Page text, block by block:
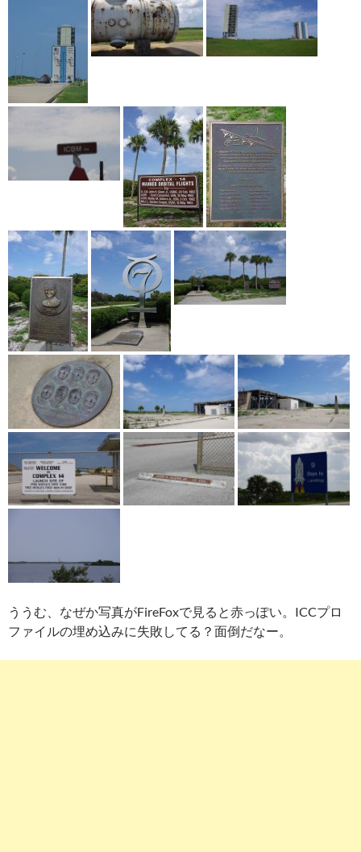
ううむ、なぜか写真がFireFoxで見ると赤っぽい。ICCプロ
ファイルの埋め込みに失敗してる？面倒だなー。